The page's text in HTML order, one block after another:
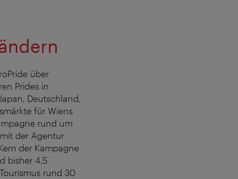
über
Prides in
Deutschland,
für Wiens
rund um
der Agentur
der Kampagne
bisher 4,5
rund 30